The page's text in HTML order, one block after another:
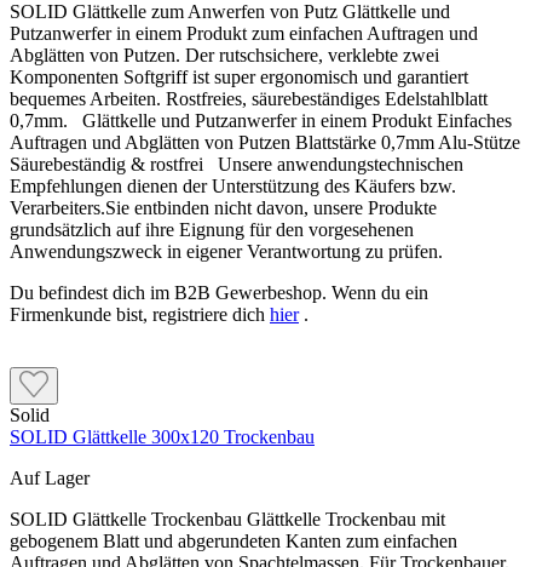
SOLID Glättkelle zum Anwerfen von Putz Glättkelle und
Putzanwerfer in einem Produkt zum einfachen Auftragen und
Abglätten von Putzen. Der rutschsichere, verklebte zwei
Komponenten Softgriff ist super ergonomisch und garantiert
bequemes Arbeiten. Rostfreies, säurebeständiges Edelstahlblatt
0,7mm. Glättkelle und Putzanwerfer in einem Produkt Einfaches
Auftragen und Abglätten von Putzen Blattstärke 0,7mm Alu-Stütze
Säurebeständig & rostfrei Unsere anwendungstechnischen
Empfehlungen dienen der Unterstützung des Käufers bzw.
Verarbeiters.Sie entbinden nicht davon, unsere Produkte
grundsätzlich auf ihre Eignung für den vorgesehenen
Anwendungszweck in eigener Verantwortung zu prüfen.
Du befindest dich im B2B Gewerbeshop. Wenn du ein
Firmenkunde bist, registriere dich hier.
Solid
SOLID Glättkelle 300x120 Trockenbau
Auf Lager
SOLID Glättkelle Trockenbau Glättkelle Trockenbau mit
gebogenem Blatt und abgerundeten Kanten zum einfachen